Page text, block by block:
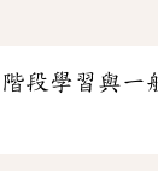
階段學習與